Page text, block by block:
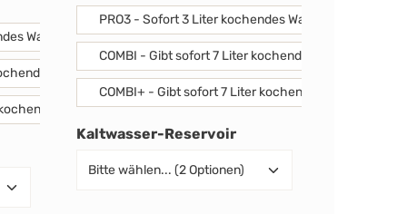
Wasser.
oder 15 Liter warmes Wasser (60° C).
und unbegrenzt warmes Wasser.
PRO3 - Sofort 3 Liter kochendes Wasser.
COMBI - Gibt sofort 7 Liter kochendes oder 15 Liter
COMBI+ - Gibt sofort 7 Liter kochendes und
Kaltwasser-Reservoirauswählen